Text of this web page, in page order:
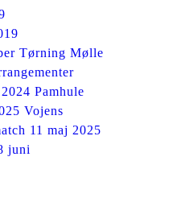
Tørning Mølle
Pamhule
Vojens
11 maj 2025
juni